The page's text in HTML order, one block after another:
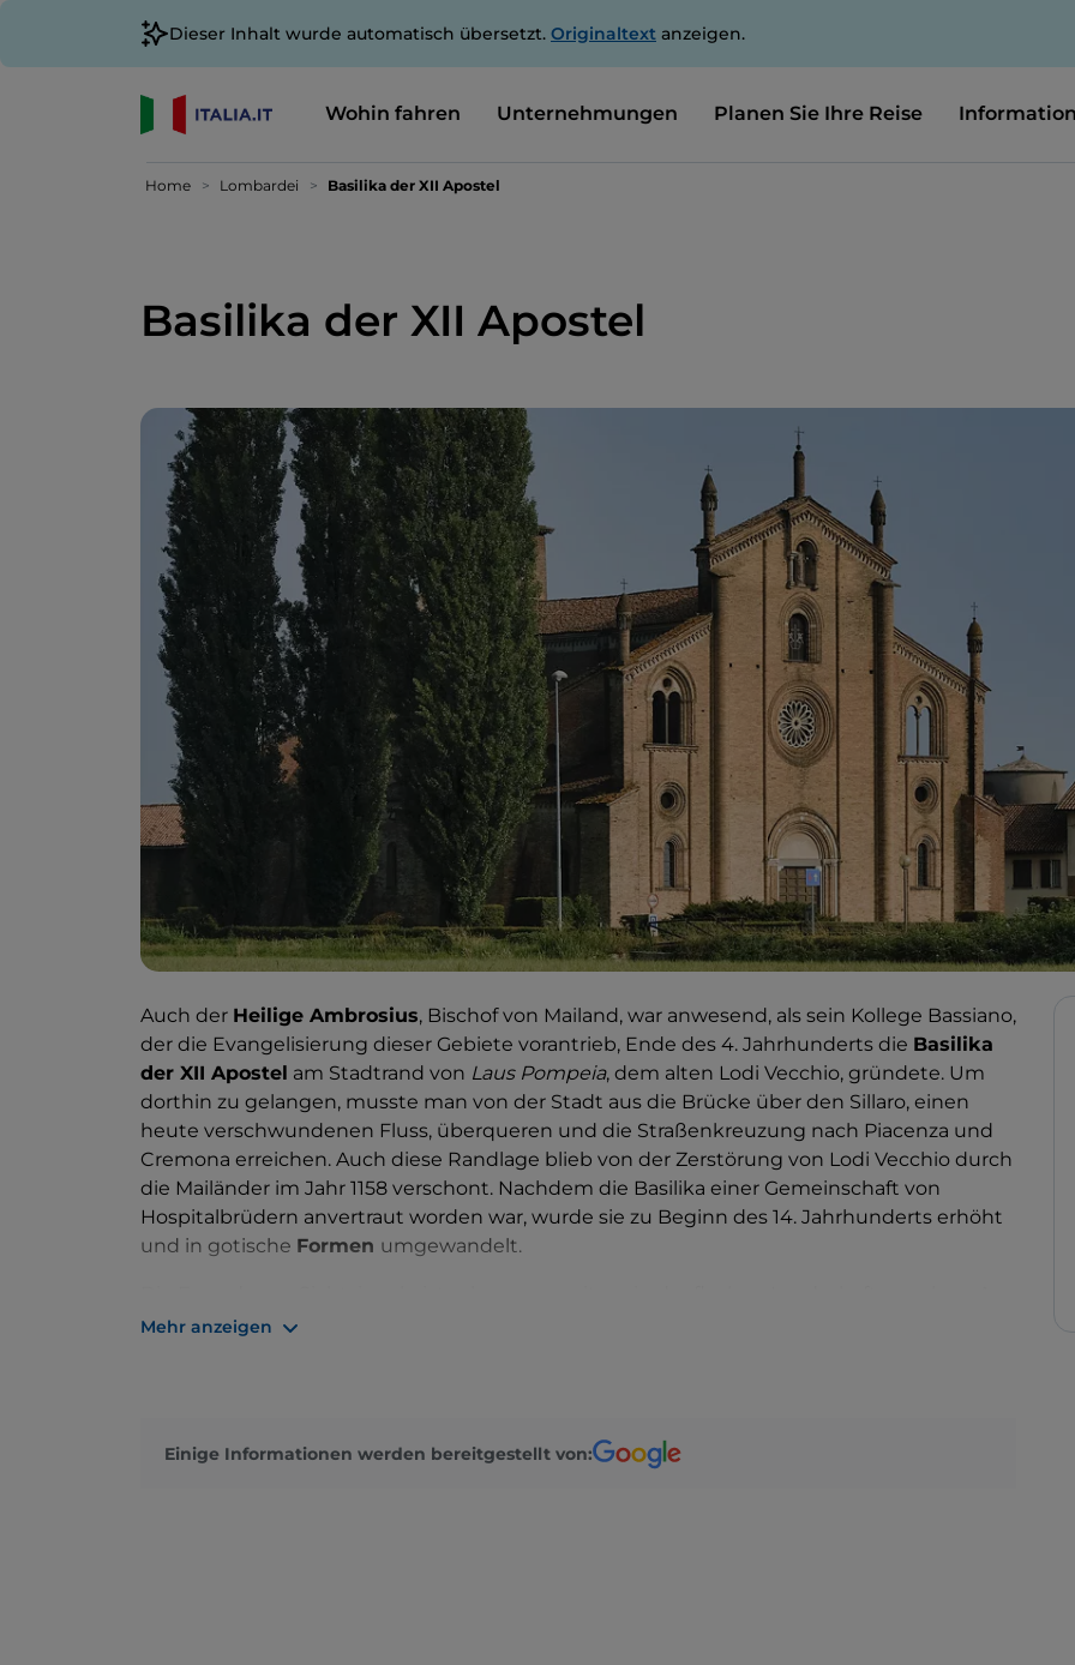
Dieser Inhalt wurde automatisch übersetzt. Originaltext anzeigen.
Wohin fahren Unternehmungen Planen Sie Ihre Reise
Home Lombardei Basilika der XII Apostel
Basilika der XII Apostel
Auch der Heilige Ambrosius, Bischof von Mailand, war anwesend, als sein Kollege Bassiano,
der die Evangelisierung dieser Gebiete vorantrieb, Ende des 4. Jahrhunderts die Basilika
der XII Apostel am Stadtrand von Laus Pompeia, dem alten Lodi Vecchio, gründete. Um
dorthin zu gelangen, musste man von der Stadt aus die Brücke über den Sillaro, einen
heute verschwundenen Fluss, überqueren und die Straßenkreuzung nach Piacenza und
Cremona erreichen. Auch diese Randlage blieb von der Zerstörung von Lodi Vecchio durch
die Mailänder im Jahr 1158 verschont. Nachdem die Basilika einer Gemeinschaft von
Hospitalbrüdern anvertraut worden war, wurde sie zu Beginn des 14. Jahrhunderts erhöht
und in gotische Formen umgewandelt.
den Seiten rahmen zwei offene Spitzbogenfenster Ausschnitte des Himmels ein, in der
zugeschrieben werden, sind eine Abfolge von Hinweisen auf das
landwirtschaftliche Leben und die alten Zünfte. Das der Apsis hingegen hat ein üblicheres
Mehr anzeigen
Einige Informationen werden bereitgestellt von: